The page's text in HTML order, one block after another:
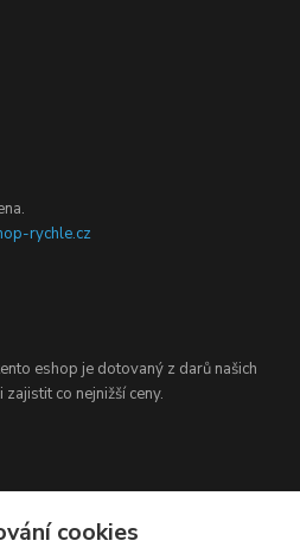
rychle.cz
eshop je dotovaný z darů našich
co nejnižší ceny.
cookies